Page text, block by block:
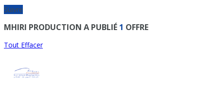
Suivre
MHIRI PRODUCTION A PUBLIÉ1 OFFRE
Tout Effacer